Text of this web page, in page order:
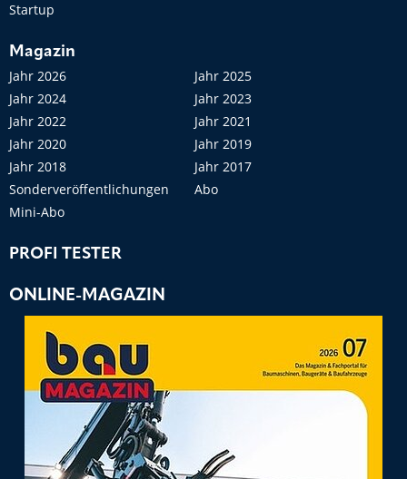
Startup
Magazin
Jahr 2026
Jahr 2025
Jahr 2024
Jahr 2023
Jahr 2022
Jahr 2021
Jahr 2020
Jahr 2019
Jahr 2018
Jahr 2017
Sonderveröffentlichungen
Abo
Mini-Abo
PROFI TESTER
ONLINE-MAGAZIN